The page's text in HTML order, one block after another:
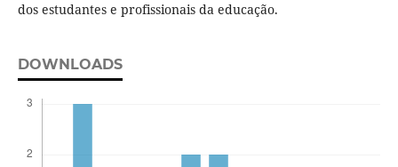
dos estudantes e profissionais da educação.
DOWNLOADS